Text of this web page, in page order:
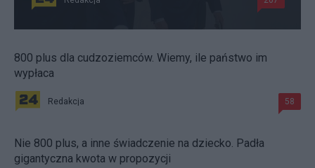
800 plus dla cudzoziemców. Wiemy, ile państwo im
wypłaca
Redakcja 58
Nie 800 plus, a inne świadczenie na dziecko. Padła
gigantyczna kwota w propozycji